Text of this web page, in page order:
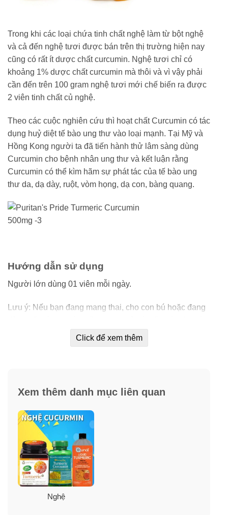
Trong khi các loại chứa tinh chất nghệ làm từ bột nghệ
và cả đến nghệ tươi được bán trên thị trường hiện nay
cũng có rất ít dược chất curcumin. Nghệ tươi chỉ có
khoảng 1% dược chất curcumin mà thôi và vì vậy phải
cần đến trên 100 gram nghệ tươi mới chế biến ra được
2 viên tinh chất củ nghệ.
Theo các cuộc nghiên cứu thì hoạt chất Curcumin có tác
dụng huỷ diệt tế bào ung thư vào loại mạnh. Tại Mỹ và
Hồng Kong người ta đã tiến hành thử lâm sàng dùng
Curcumin cho bệnh nhân ung thư và kết luận rằng
Curcumin có thể kìm hãm sự phát tác của tế bào ung
thư da, dạ dày, ruột, vòm họng, dạ con, bàng quang.
Hướng dẫn sử dụng
Người lớn dùng 01 viên mỗi ngày.
Lưu ý: Nếu bạn đang mang thai, cho con bú hoặc đang
khi sử dụng. Ngừng sử dụng và tham khảo ý kiến bác sĩ
của bạn nếu có phản ứng bất lợi xảy ra.
Click để xem thêm
Xem thêm danh mục liên quan
Nghệ